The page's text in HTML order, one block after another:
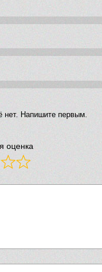
нет. Напишите первым.
оценка